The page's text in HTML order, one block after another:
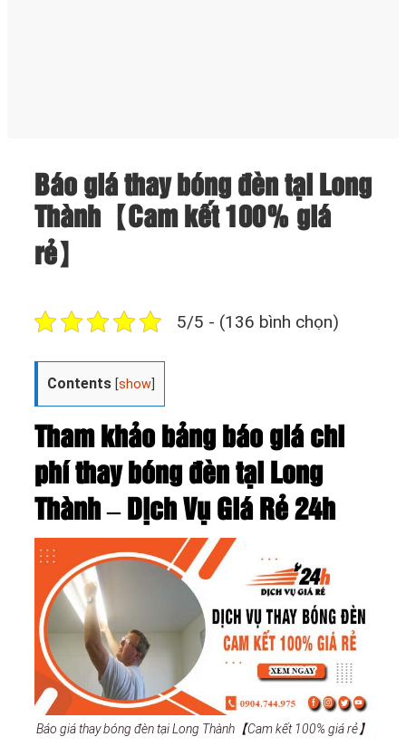
Báo giá thay bóng đèn tại Long
Thành【Cam kết 100% giá
rẻ】
5/5 - (136 bình chọn)
Contents [show
Tham khảo bảng báo giá chi
phí thay bóng đèn tại Long
Thành – Dịch Vụ Giá Rẻ 24h
Báo giá thay bóng đèn tại Long Thành【Cam kết 100% giá rẻ】